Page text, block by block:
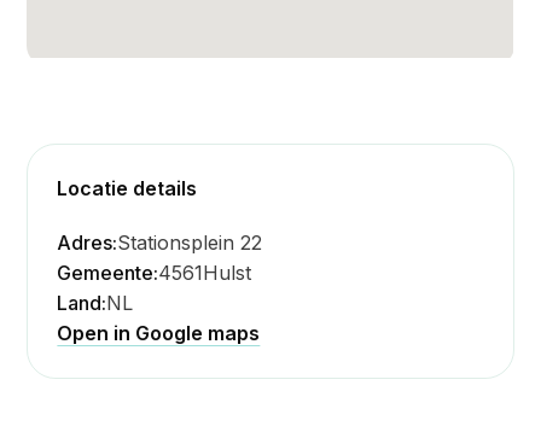
Locatie details
Adres:Stationsplein 22
Gemeente:4561Hulst
Land:NL
Open in Google maps